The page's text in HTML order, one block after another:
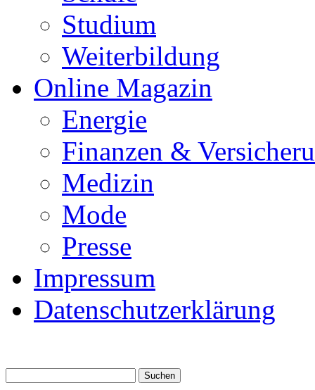
Studium
Weiterbildung
Online Magazin
Energie
Finanzen &
Medizin
Mode
Presse
Impressum
Datenschutzerklärung